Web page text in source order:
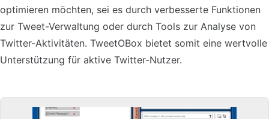
optimieren möchten, sei es durch verbesserte Funktionen
zur Tweet-Verwaltung oder durch Tools zur Analyse von
Twitter-Aktivitäten. TweetOBox bietet somit eine wertvolle
Unterstützung für aktive Twitter-Nutzer.